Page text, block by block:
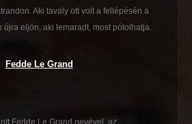
Aki tavaly ott volt a fellépésén a
újra eljön, aki lemaradt, most pótolhatja.
Fedde Le Grand
Fedde Le Grand nevével, az